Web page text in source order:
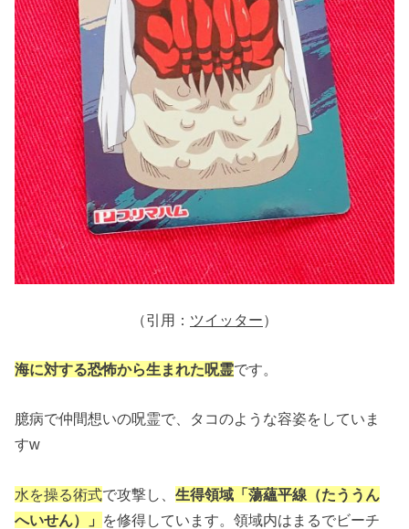
（引用： ツイッター）
海に対する恐怖から生まれた呪霊です。
臆病で仲間想いの呪霊で、タコのような容姿をしていま
すw
水を操る術式で攻撃し、生得領域「蕩蘊平線（たううん
へいせん）」 を修得しています。領域内はまるでビーチ